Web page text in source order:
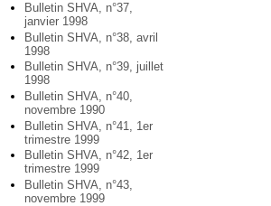
Bulletin SHVA, n°37,
janvier 1998
Bulletin SHVA, n°38, avril
1998
Bulletin SHVA, n°39, juillet
1998
Bulletin SHVA, n°40,
novembre 1990
Bulletin SHVA, n°41, 1er
trimestre 1999
Bulletin SHVA, n°42, 1er
trimestre 1999
Bulletin SHVA, n°43,
novembre 1999